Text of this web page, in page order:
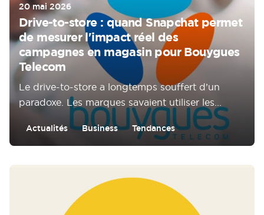
20 mai 2026
Drive-to-store : quand Snapchat permet
de mesurer l'impact réel des
campagnes en magasin pour Bouygues
Telecom
Le drive-to-store a longtemps souffert d’un
paradoxe. Les marques savaient utiliser les...
Actualités Business Tendances